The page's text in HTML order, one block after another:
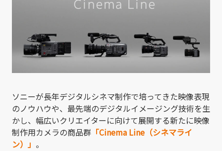
ソニーが長年デジタルシネマ制作で培ってきた映像表現
のノウハウや、最先端のデジタルイメージング技術を生
かし、幅広いクリエイターに向けて展開する新たに映像
制作用カメラの商品群 「Cinema Line（シネマライ
ン）」 。